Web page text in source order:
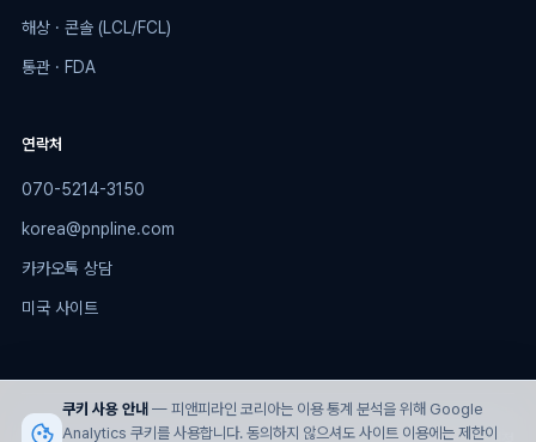
해상 · 콘솔 (LCL/FCL)
통관 · FDA
연락처
070-5214-3150
korea@pnpline.com
카카오톡 상담
미국 사이트
쿠키 사용 안내 — 피앤피라인 코리아는 이용 통계 분석을 위해 Google
Analytics 쿠키를 사용합니다. 동의하지 않으셔도 사이트 이용에는 제한이